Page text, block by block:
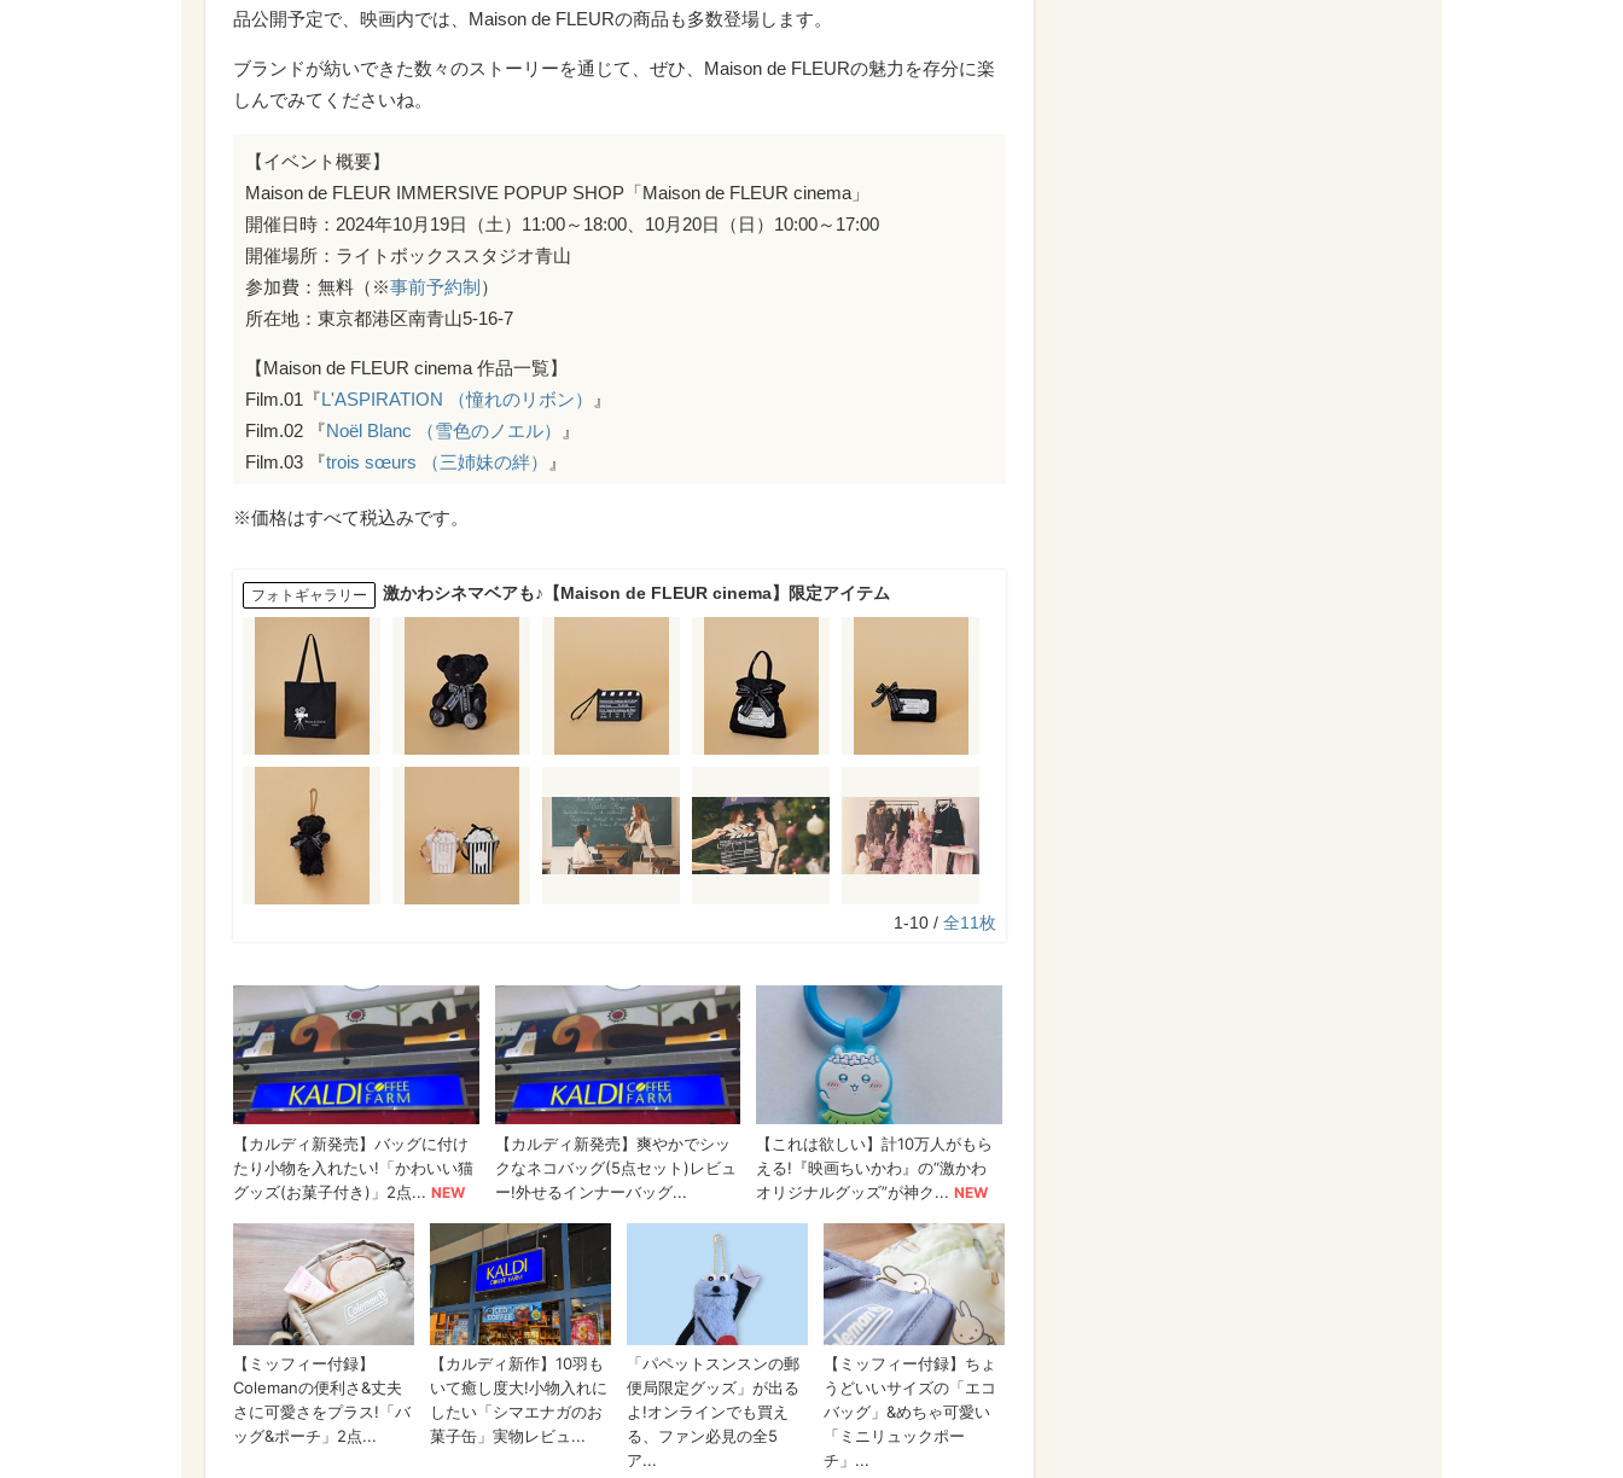
品公開予定で、映画内では、Maison de FLEURの商品も多数登場します。
ブランドが紡いできた数々のストーリーを通じて、ぜひ、Maison de FLEURの魅力を存分に楽
しんでみてくださいね。
【イベント概要】
Maison de FLEUR IMMERSIVE POPUP SHOP「Maison de FLEUR cinema」
開催日時：2024年10月19日（土）11:00～18:00、10月20日（日）10:00～17:00
開催場所：ライトボックススタジオ青山
参加費：無料（※事前予約制 ）
所在地：東京都港区南青山5-16-7
【Maison de FLEUR cinema 作品一覧】
Film.01『L'ASPIRATION （憧れのリボン）
』
Film.02 『Noël Blanc （雪色のノエル）
』
Film.03 『trois sœurs （三姉妹の絆） 』
※価格はすべて税込みです。
フォトギャラリー 激かわシネマベアも♪【Maison de FLEUR cinema】限定アイテム
1-10 / 全11枚